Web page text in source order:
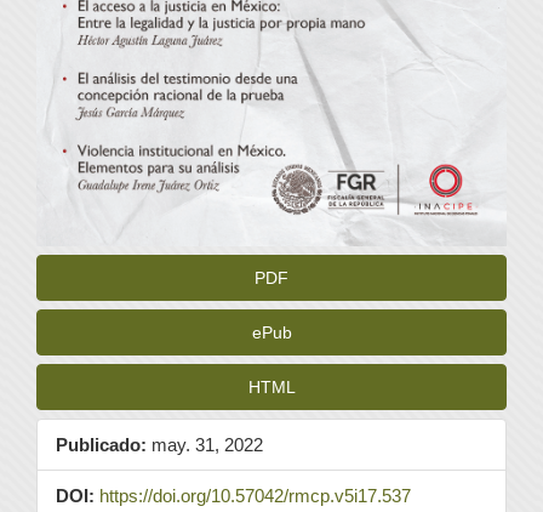
PDF
ePub
HTML
Publicado: may. 31, 2022
DOI: https://doi.org/10.57042/rmcp.v5i17.537